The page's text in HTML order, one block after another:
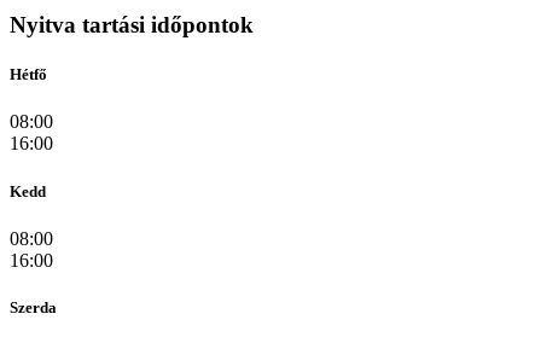
Nyitva tartási időpontok
Hétfő
08:00
16:00
Kedd
08:00
16:00
Szerda